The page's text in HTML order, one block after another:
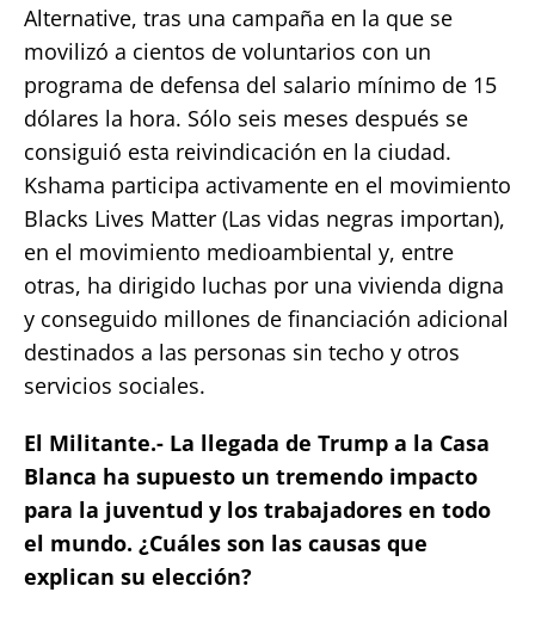
Alternative, tras una campaña en la que se
movilizó a cientos de voluntarios con un
programa de defensa del salario mínimo de 15
dólares la hora. Sólo seis meses después se
consiguió esta reivindicación en la ciudad.
Kshama participa activamente en el movimiento
Blacks Lives Matter (Las vidas negras importan),
en el movimiento medioambiental y, entre
otras, ha dirigido luchas por una vivienda digna
y conseguido millones de financiación adicional
destinados a las personas sin techo y otros
servicios sociales.
El Militante.- La llegada de Trump a la Casa
Blanca ha supuesto un tremendo impacto
para la juventud y los trabajadores en todo
el mundo. ¿Cuáles son las causas que
explican su elección?